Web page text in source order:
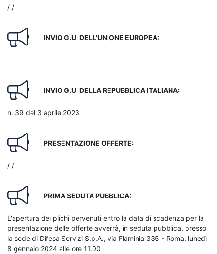
/ /
INVIO G.U. DELL'UNIONE EUROPEA:
INVIO G.U. DELLA REPUBBLICA ITALIANA:
n. 39 del 3 aprile 2023
PRESENTAZIONE OFFERTE:
/ /
PRIMA SEDUTA PUBBLICA:
L'apertura dei plichi pervenuti entro la data di scadenza per la
presentazione delle offerte avverrà, in seduta pubblica, presso
la sede di Difesa Servizi S.p.A., via Flaminia 335 - Roma, lunedì
8 gennaio 2024 alle ore 11.00